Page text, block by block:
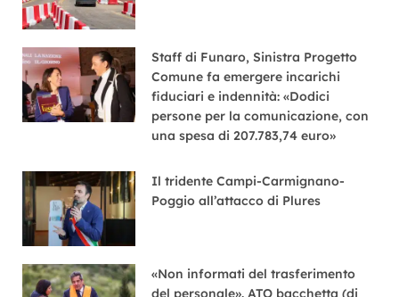
Staff di Funaro, Sinistra Progetto
Comune fa emergere incarichi
fiduciari e indennità: «Dodici
persone per la comunicazione, con
una spesa di 207.783,74 euro»
Il tridente Campi-Carmignano-
Poggio all’attacco di Plures
«Non informati del trasferimento
del personale». ATO bacchetta (di